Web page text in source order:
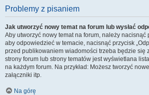
Problemy z pisaniem
Jak utworzyć nowy temat na forum lub wysłać
Aby utworzyć nowy temat na forum, należy nacisnąć
aby odpowiedzieć w temacie, nacisnąć przycisk
przed publikowaniem wiadomości trzeba będzie się
strony forum lub strony tematów jest wyświetlana
na każdym forum. Na przykład: Możesz tworzyć
załączniki itp.
Na górę